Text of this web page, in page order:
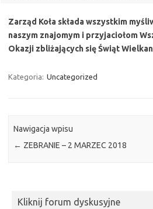
Zarząd Koła składa wszystkim
naszym znajomym i przyjaciołom
Okazji zbliżających się Świąt
Kategoria: Uncategorized
Nawigacja wpisu
← ZEBRANIE – 2 MARZEC 2018
Kliknij forum dyskusyjne